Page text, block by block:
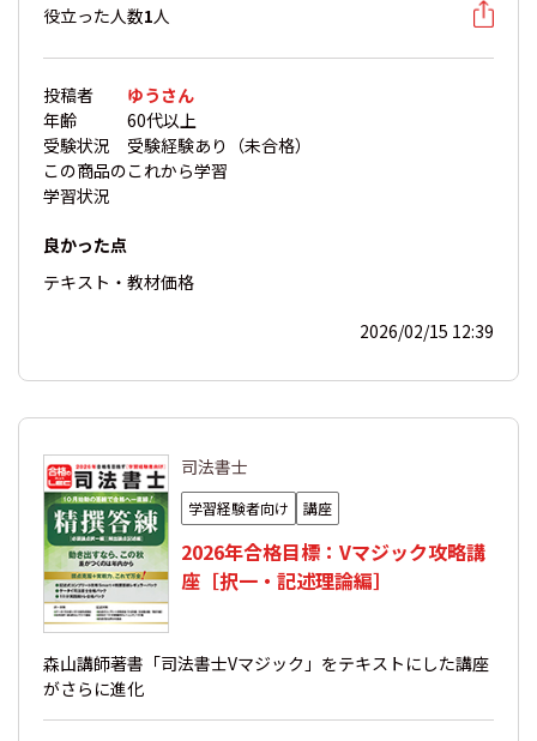
役立った人数1人
投稿者
ゆうさん
年齢
60代以上
受験状況
受験経験あり（未合格）
この商品の
学習状況
これから学習
良かった点
テキスト・教材価格
2026/02/15 12:39
司法書士
学習経験者向け 講座
2026年合格目標：Vマジック攻略講
座［択一・記述理論編］
森山講師著書「司法書士Vマジック」をテキストにした講座
がさらに進化